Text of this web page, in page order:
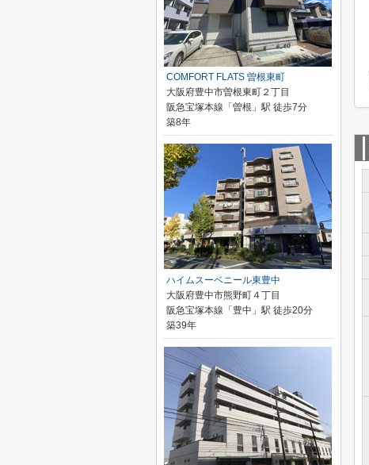
COMFORT FLATS 曽根東町
大阪府豊中市曽根東町２丁目
阪急宝塚本線「曽根」駅 徒歩7分
築8年
ハイムスーベニール東豊中
大阪府豊中市熊野町４丁目
阪急宝塚本線「豊中」駅 徒歩20分
築39年